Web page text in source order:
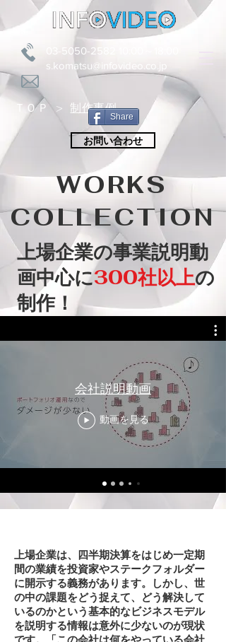
​03-5050-2582 10:00～18:00
​s.komatsu@infovideo.co.jp
ＴＯＰ > 制作事例
Share
お問い合わせ
​WORKS
COLLECTION
上場企業の事業説明動
画中心に300社以上の
制作！
会社説明動画
動画を見る
上場企業は、四半期決算をはじめ一定期
間の業績を投資家やステークフォルダー
に開示する義務があります。しかし、世
の中の課題をどう捉えて、どう解決して
いるのかという基本的なビジネスモデル
を説明する情報は意外に少ないのが現状